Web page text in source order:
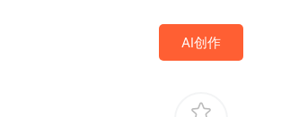
AI创作